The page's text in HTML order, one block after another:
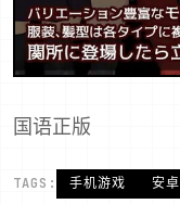
国语正版
TAGS: 手机游戏 安卓